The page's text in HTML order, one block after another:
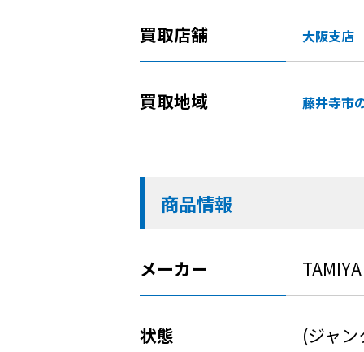
買取店舗 大阪支店
買取地域 藤井寺市
商品情報
メーカー TAMIYA
状態 (ジャ